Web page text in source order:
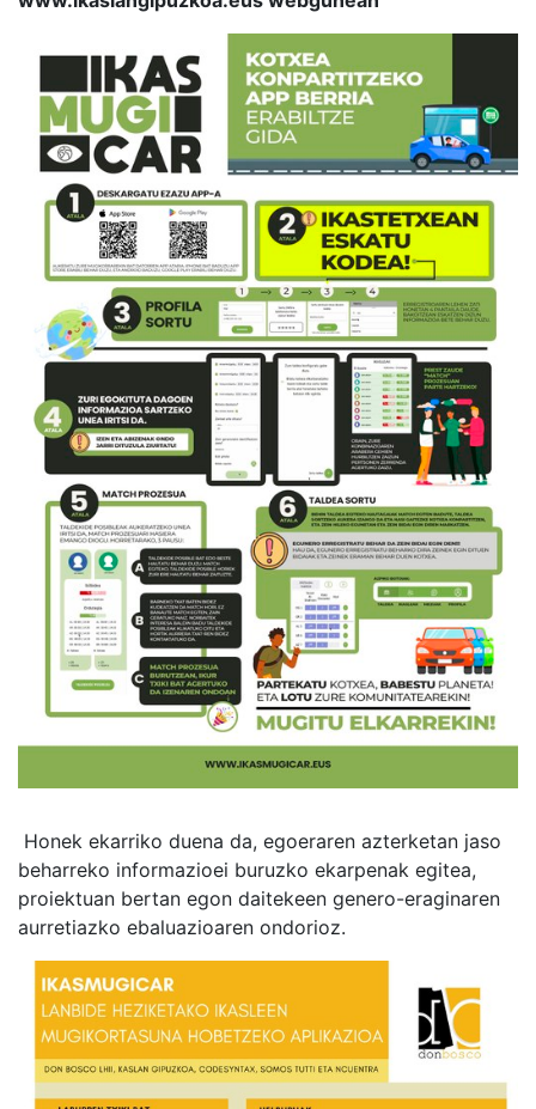
Honek ekarriko duena da, egoeraren azterketan jaso
beharreko informazioei buruzko ekarpenak egitea,
proiektuan bertan egon daitekeen genero-eraginaren
aurretiazko ebaluazioaren ondorioz.